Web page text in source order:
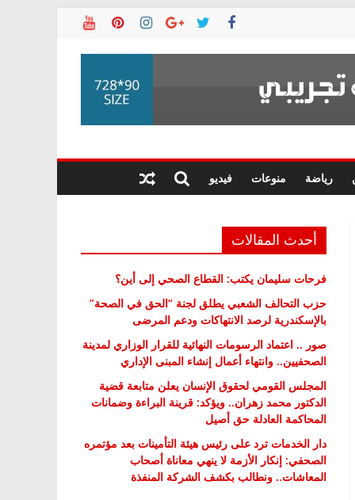
رياضة منوعات فيديو
أحدث المقالات
فرحات سليمان يكتب: القطاع الصحي إلى أين؟
حزب التحالف الشعبي يطلق لجنة “الحق في الصحة”
بالإسكندرية لرصد الانتهاكات ودعم المرضى
صور .. اعتماد الرسومات النهائية للقرار الوزاري لمدينة
الصحفيين.. وانتهاء أعمال إنشاء المبنى الإداري
المجلس القومي لحقوق الإنسان يعلن متابعة قضية
الدكتور محمد زهران.. ويؤكد: قرينة البراءة وضمانات
المحاكمة العادلة حق أصيل
دار الخدمات ترد على رئيس هيئة التأمينات بعد مؤتمره
الصحفي: إنكار الأزمة لا ينهي معاناة أصحاب
المعاشات.. ونطالب بكشف الشركة المنفذة